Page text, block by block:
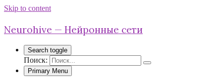
Skip to content
Neurohive — Нейронные сети
Search toggle
Поиск:
Primary Menu